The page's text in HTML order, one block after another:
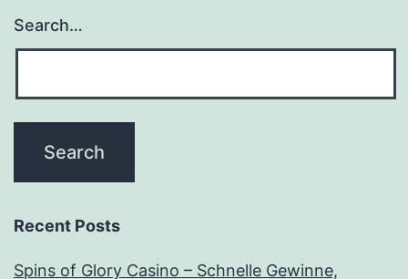
Search…
Recent Posts
Spins of Glory Casino – Schnelle Gewinne,